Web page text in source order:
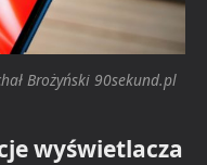
Brożyński 90sekund.pl
wyświetlacza